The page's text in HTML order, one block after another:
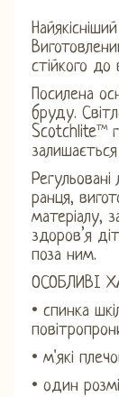
стійкого до
Посилена
бруду.
Scotchlite™
ранця,
матеріалу,
здоров’я
поза ним.
ОСОБЛИВІ
• спинка
• м'які
• один